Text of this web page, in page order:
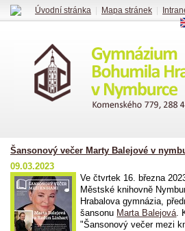
Šansonový večer Marty Balejové v
09.03.2023
Ve čtvrtek 16. března
Městské knihovně
Hrabalova gymnázia,
šansonu Marta Balejová.
"Šansonový večer mezi
Úvodní stránka Mapa stránek